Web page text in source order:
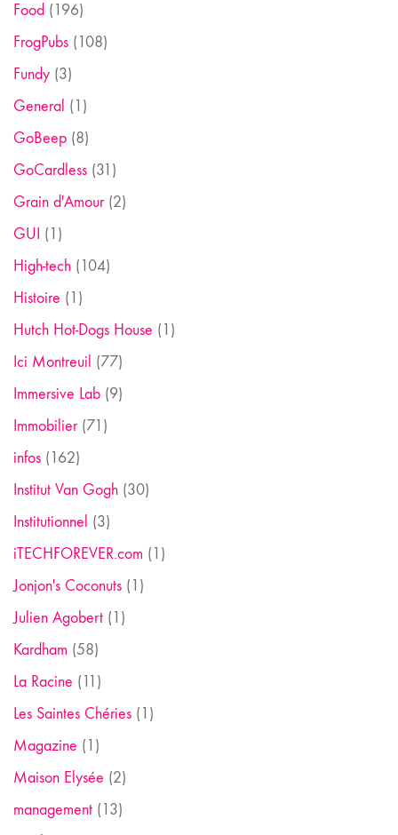
Food (196)
FrogPubs (108)
Fundy (3)
General (1)
GoBeep (8)
GoCardless (31)
Grain d'Amour(2)
GUI (1)
High-tech (104)
Histoire (1)
Hutch Hot-Dogs House (1)
Ici Montreuil (77)
Immersive Lab (9)
Immobilier(71)
infos (162)
Institut Van Gogh (30)
Institutionnel (3)
iTECHFOREVER.com (1)
Jonjon's Coconuts (1)
Julien Agobert (1)
Kardham (58)
La Racine (11)
Les Saintes Chéries (1)
Magazine (1)
Maison Elysée (2)
management (13)